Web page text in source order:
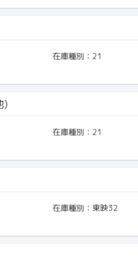
在庫種別： 21
)
在庫種別： 21
在庫種別：東映32